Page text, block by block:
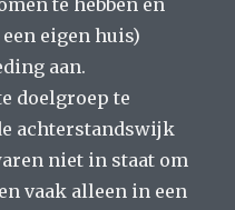
te hebben en
eigen huis)
aan.
doelgroep te
achterstandswijk
niet in staat om
vaak alleen in een